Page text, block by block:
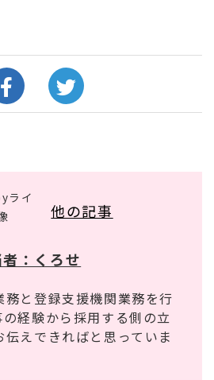
他の記事
：くろせ
と登録支援機関業務を行
経験から採用する側の立
えできればと思っていま